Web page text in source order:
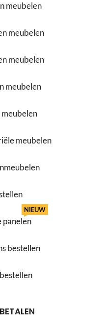
meubelen
meubelen
meubelen
meubelen
meubelen
panelen
NIEUW
bestellen